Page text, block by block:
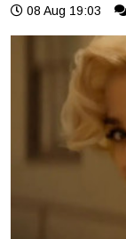
08 Aug 19:03